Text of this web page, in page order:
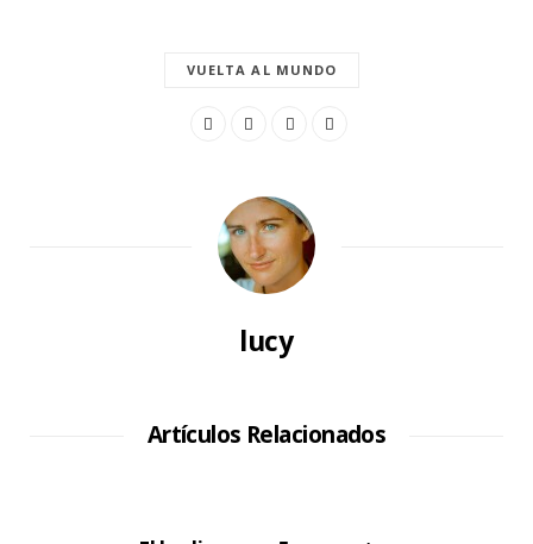
VUELTA AL MUNDO
lucy
Artículos Relacionados